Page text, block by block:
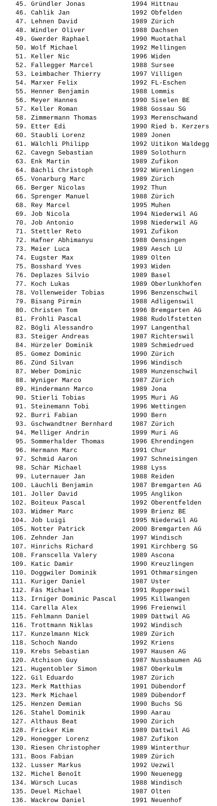
   45.
Gründler Jonas
1994 Hittnau
   46.
Cahlik Jan
1992 Obfelden
   47.
Lehnen David
1989 Zürich
   48.
Windler Oliver
1988 Dachsen
   49.
Gwerder Raphael
1990 Muotathal
   50.
Wolf Michael
1992 Mellingen
   51.
Keller Nic
1996 Widen
   52.
Fallegger Marcel
1988 Sursee
   53.
Leimbacher Thierry
1997 Villigen
   54.
Marxer Felix
1992 FL-Eschen
   55.
Henner Benjamin
1988 Lommis
   56.
Meyer Hannes
1990 Siselen BE
   57.
Keller Roman
1988 Gossau
   58.
Zimmermann Thomas
1993
   59.
Etter Edi
1990 Ried b.
   60.
Staubli Lorenz
1989 Jonen
   61.
Wälchli Philipp
1992 Uitikon
   62.
Cavegn Sebastian
1989 Solothurn
   63.
Enk Martin
1989 Zufikon
   64.
Bächli Christoph
1992
   65.
Vonarburg Marc
1989 Zürich
   66.
Berger Nicolas
1992 Thun
   66.
Sprenger Manuel
1988 Zürich
   68.
Rey Marcel
1995 Muhen
   69.
Job Nicola
1994 Niederwil
   70.
Job Antonio
1998 Niederwil
   71.
Stettler Reto
1991 Zufikon
   72.
Hafner Abhimanyu
1988 Oensingen
   73.
Meier Luca
1989 Aesch LU
   74.
Eugster Max
1989 Olten
   75.
Bosshard Yves
1993 Widen
   76.
Deplazes Silvio
1989 Basel
   77.
Koch Lukas
1989
   78.
Vollenweider Tobias
1996
   79.
Bisang Pirmin
1988
   80.
Christen Tom
1996 Bremgarten
   81.
Fröhli Pascal
1988
   82.
Bögli Alessandro
1997
   83.
Steiger Andreas
1987 Richterswil
   84.
Hürzeler Dominik
1989
   85.
Gomez Dominic
1990 Zürich
   86.
Zünd Silvan
1996 Windisch
   87.
Weber Dominic
1989
   88.
Wyniger Marco
1987 Zürich
   89.
Hindermann Marco
1989 Jona
   90.
Stierli Tobias
1995 Muri AG
   91.
Steinemann Tobi
1996 Wettingen
   92.
Burri Fabian
1990 Bern
   93.
Gschwandtner Bernhard
1987 Zürich
   94.
Melliger Andrin
1999 Muri AG
   95.
Sommerhalder Thomas
1996 Ehrendingen
   96.
Hermann Marc
1991 Chur
   97.
Schmid Aaron
1997 Schneisingen
   98.
Schär Michael
1988 Lyss
   99.
Luternauer Jan
1988 Reiden
  100.
Läuchli Benjamin
1987 Bremgarten
  101.
Joller David
1995 Anglikon
  102.
Boiteux Pascal
1992
  103.
Widmer Marc
1999 Brienz BE
  104.
Job Luigi
1995 Niederwil
  105.
Notter Patrick
2000 Bremgarten
  106.
Zehnder Jan
1997 Windisch
  107.
Hinrichs Richard
1991 Kirchberg
  108.
Franscella Valery
1989 Ascona
  109.
Katic Damir
1990
  110.
Doggwiler Dominik
1991
  111.
Kuriger Daniel
1987 Uster
  112.
Fäs Michael
1991
  113.
Irniger Dominic Pascal
1995 Killwangen
  114.
Carella Alex
1996 Freienwil
  115.
Fehlmann Daniel
1989 Dättwil AG
  116.
Trottmann Niklas
1992 Windisch
  117.
Kunzelmann Nick
1989 Zürich
  118.
Schoch Nando
1992 Kriens
  119.
Krebs Sebastian
1997 Hausen AG
  120.
Atchison Guy
1987
  121.
Hugentobler Simon
1987 Oberkulm
  122.
Gil Eduardo
1987 Zürich
  123.
Merk Matthias
1991 Dübendorf
  123.
Merk Michael
1989 Dübendorf
  125.
Henzen Demian
1990 Buchs SG
  126.
Stahel Dominik
1990 Aarau
  127.
Althaus Beat
1990 Zürich
  128.
Fricker Kim
1989 Dättwil AG
  129.
Honegger Lorenz
1987 Zufikon
  130.
Riesen Christopher
1989 Winterthur
  131.
Boos Fabian
1989 Zürich
  132.
Lusser Markus
1992 Uezwil
  132.
Michel Benoît
1990 Neuenegg
  134.
Würsch Lucas
1988 Windisch
  135.
Deuel Michael
1987 Olten
  136.
Wackrow Daniel
1991 Neuenhof